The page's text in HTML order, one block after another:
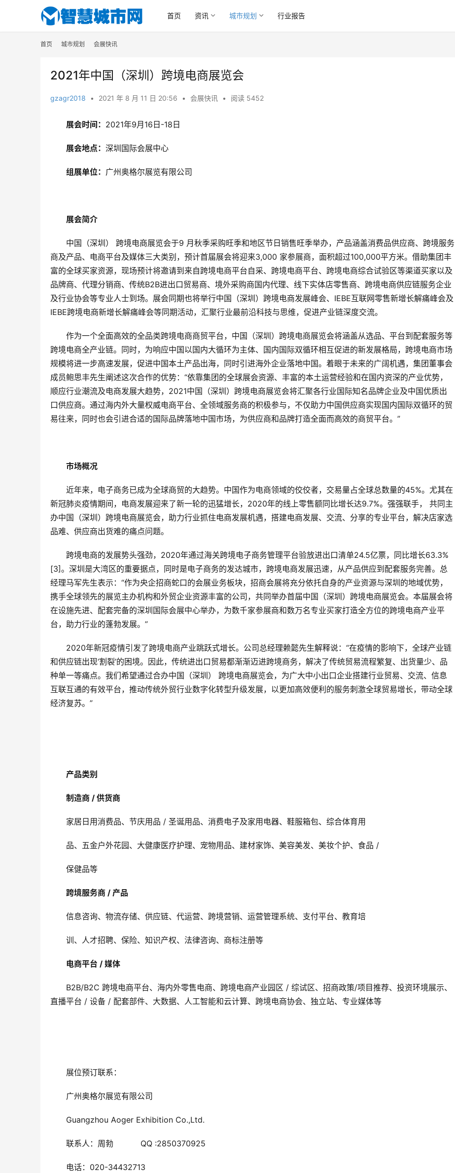
首页 资讯 城市规划 行业报告
首页 城市规划 会展快讯
2021年中国（深圳）跨境电商展览会
gzagr2018 • 2021 年 8 月 11 日 20:56 • 会展快讯 • 阅读 5452
展会时间： 2021年9月16日-18日
展会地点： 深圳国际会展中心
组展单位： 广州奥格尔展览有限公司
展会简介
中国（深圳） 跨境电商展览会于9 月秋季采购旺季和地区节日销售旺季举办，产品涵盖消费品供应商、跨境服务
商及产品、电商平台及媒体三大类别，预计首届展会将迎来3,000 家参展商，面积超过100,000平方米。借助集团丰
富的全球买家资源，现场预计将邀请到来自跨境电商平台自采、跨境电商平台、跨境电商综合试验区等渠道买家以及
品牌商、代理分销商、传统B2B进出口贸易商、境外采购商国内代理、线下实体店零售商、跨境电商供应链服务企业
及行业协会等专业人士到场。展会同期也将举行中国（深圳）跨境电商发展峰会、IEBE互联网零售新增长解痛峰会及
IEBE跨境电商新增长解痛峰会等同期活动，汇聚行业最前沿科技与思维，促进产业链深度交流。
作为一个全面高效的全品类跨境电商商贸平台，中国（深圳）跨境电商展览会将涵盖从选品、平台到配套服务等
跨境电商全产业链。同时，为响应中国以国内大循环为主体、国内国际双循环相互促进的新发展格局，跨境电商市场
规模将进一步高速发展，促进中国本土产品出海，同时引进海外企业落地中国。着眼于未来的广阔机遇，集团董事会
成员鲍思丰先生阐述这次合作的优势：“依靠集团的全球展会资源、丰富的本土运营经验和在国内资深的产业优势，
顺应行业潮流及电商发展大趋势，2021中国（深圳）跨境电商展览会将汇聚各行业国际知名品牌企业及中国优质出
口供应商。通过海内外大量权威电商平台、全领域服务商的积极参与，不仅助力中国供应商实现国内国际双循环的贸
易往来，同时也会引进合适的国际品牌落地中国市场，为供应商和品牌打造全面而高效的商贸平台。”
市场概况
近年来，电子商务已成为全球商贸的大趋势。中国作为电商领域的佼佼者，交易量占全球总数量的45%。尤其在
新冠肺炎疫情期间，电商发展迎来了新一轮的迅猛增长，2020年的线上零售额同比增长达9.7%。强强联手， 共同主
办中国（深圳）跨境电商展览会，助力行业抓住电商发展机遇，搭建电商发展、交流、分享的专业平台，解决店家选
品难、供应商出货难的痛点问题。
跨境电商的发展势头强劲，2020年通过海关跨境电子商务管理平台验放进出口清单24.5亿票，同比增长63.3%
[3]。深圳是大湾区的重要据点，同时是电子商务的发达城市，跨境电商发展迅速，从产品供应到配套服务完善。总
经理马军先生表示：“作为央企招商蛇口的会展业务板块，招商会展将充分依托自身的产业资源与深圳的地域优势，
携手全球领先的展览主办机构和外贸企业资源丰富的公司，共同举办首届中国（深圳）跨境电商展览会。本届展会将
在设施先进、配套完备的深圳国际会展中心举办，为数千家参展商和数万名专业买家打造全方位的跨境电商产业平
台，助力行业的蓬勃发展。”
2020年新冠疫情引发了跨境电商产业跳跃式增长。公司总经理赖懿先生解释说：“在疫情的影响下，全球产业链
和供应链出现‘割裂’的困境。因此，传统进出口贸易都渐渐迈进跨境商务，解决了传统贸易流程繁复、出货量少、品
种单一等痛点。我们希望通过合办中国（深圳） 跨境电商展览会，为广大中小出口企业搭建行业贸易、交流、信息
互联互通的有效平台，推动传统外贸行业数字化转型升级发展，以更加高效便利的服务刺激全球贸易增长，带动全球
经济复苏。”
产品类别
制造商 / 供货商
家居日用消费品、节庆用品 / 圣诞用品、消费电子及家用电器、鞋服箱包、综合体育用
品、五金户外花园、大健康医疗护理、宠物用品、建材家饰、美容美发、美妆个护、食品 /
保健品等
跨境服务商 / 产品
信息咨询、物流存储、供应链、代运营、跨境营销、运营管理系统、支付平台、教育培
训、人才招聘、保险、知识产权、法律咨询、商标注册等
电商平台 / 媒体
B2B/B2C 跨境电商平台、海内外零售电商、跨境电商产业园区 / 综试区、招商政策/项目推荐、投资环境展示、
直播平台 / 设备 / 配套部件、大数据、人工智能和云计算、跨境电商协会、独立站、专业媒体等
展位预订联系：
广州奥格尔展览有限公司
Guangzhou Aoger Exhibition Co.,Ltd.
联系人：周勃           QQ :2850370925
电话：020-34432713